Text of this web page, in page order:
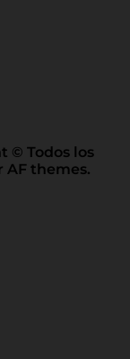
© Todos los
AF themes.